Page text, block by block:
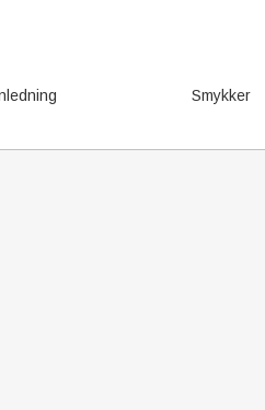
Smykker